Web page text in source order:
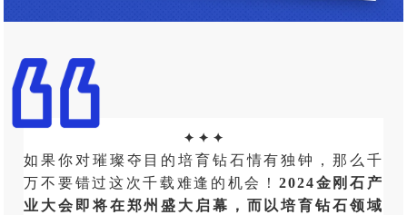
✦ ✦ ✦
如果你对璀璨夺目的培育钻石情有独钟，那么千
万不要错过这次千载难逢的机会！ 2024金刚石产
业大会即将在郑州盛大启幕，而以培育钻石领域